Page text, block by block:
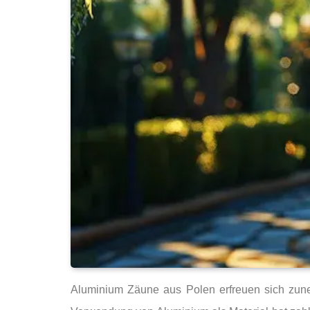
Aluminium Zäune aus Polen erfreuen sich